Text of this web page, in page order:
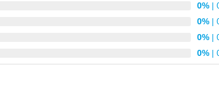
0% |
0% |
0% |
0% |